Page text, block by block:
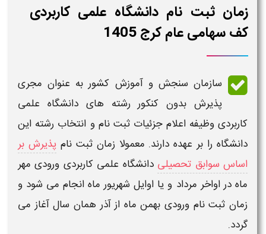
زمان ثبت نام دانشگاه علمی کاربردی
کف سهامی عام کرج 1405
سازمان سنجش و آموزش کشور به عنوان مجری
پذیرش بدون کنکور رشته های دانشگاه علمی
کاربردی وظیفه اعلام جزئیات ثبت نام و انتخاب رشته این
دانشگاه را بر عهده دارند. معمولا زمان ثبت نام پذیرش بر
اساس سوابق تحصیلی دانشگاه علمی کاربردی ورودی مهر
ماه در اواخر مرداد و یا اوایل شهریور ماه انجام می شود و
زمان ثبت نام ورودی بهمن ماه از آذر همان سال آغاز می
گردد.